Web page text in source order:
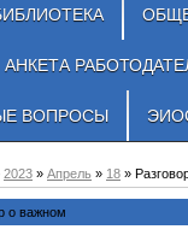
АНКЕТА
ВОПРОСЫ
2023 » Апрель » 18 »
о важном